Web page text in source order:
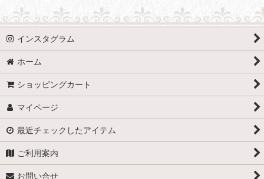
インスタグラム
ホーム
ショッピングカート
マイページ
最近チェックしたアイテム
ご利用案内
お問い合せ